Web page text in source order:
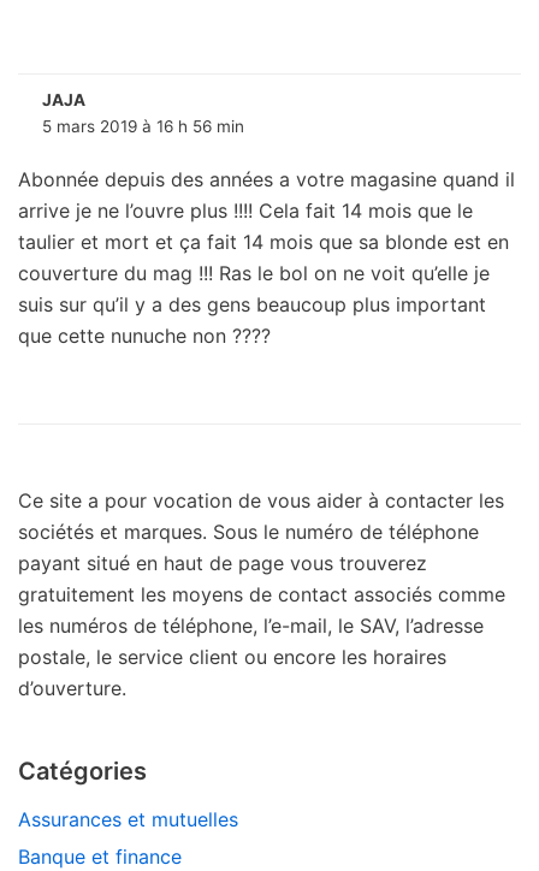
JAJA
5 mars 2019 à 16 h 56 min
Abonnée depuis des années a votre magasine quand il
arrive je ne l’ouvre plus !!!! Cela fait 14 mois que le
taulier et mort et ça fait 14 mois que sa blonde est en
couverture du mag !!! Ras le bol on ne voit qu’elle je
suis sur qu’il y a des gens beaucoup plus important
que cette nunuche non ????
Ce site a pour vocation de vous aider à contacter les
sociétés et marques. Sous le numéro de téléphone
payant situé en haut de page vous trouverez
gratuitement les moyens de contact associés comme
les numéros de téléphone, l’e-mail, le SAV, l’adresse
postale, le service client ou encore les horaires
d’ouverture.
Catégories
Assurances et mutuelles
Banque et finance